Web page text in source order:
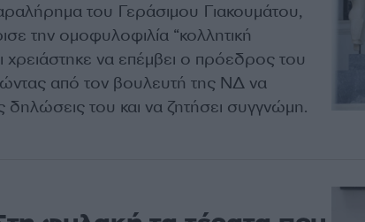
του Γεράσιμου Γιακουμάτου,
την ομοφυλοφιλία “κολλητική
χρειάστηκε να επέμβει ο πρόεδρος του
από τον βουλευτή της ΝΔ να
δηλώσεις του και να ζητήσει συγγνώμη.